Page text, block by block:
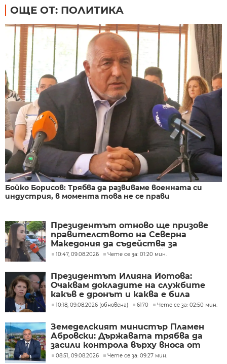
ОЩЕ ОТ: ПОЛИТИКА
Бойко Борисов: Трябва да развиваме военната си
индустрия, в момента това не се прави
Президентът отново ще призове
правителството на Северна
Македония да съдейства за
лечението на Ива Михайлова
10:47, 09.08.2026 Чете се за: 01:20 мин.
Президентът Илияна Йотова:
Очаквам докладите на службите
какъв е дронът и каква е била
неговата роля
10:18, 09.08.2026 (обновена) 6170 Чете се за: 02:50 мин.
Земеделският министър Пламен
Абровски: Държавата трябва да
засили контрола върху вноса от
трети страни
08:51, 09.08.2026 Чете се за: 09:27 мин.